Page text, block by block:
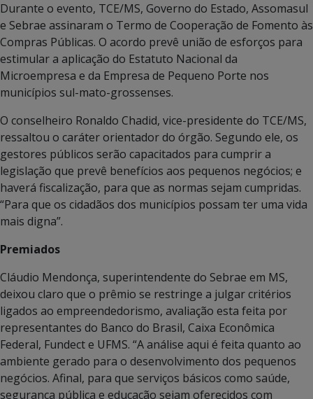
Durante o evento, TCE/MS, Governo do Estado, Assomasul
e Sebrae assinaram o Termo de Cooperação de Fomento às
Compras Públicas. O acordo prevê união de esforços para
estimular a aplicação do Estatuto Nacional da
Microempresa e da Empresa de Pequeno Porte nos
municípios sul-mato-grossenses.
O conselheiro Ronaldo Chadid, vice-presidente do TCE/MS,
ressaltou o caráter orientador do órgão. Segundo ele, os
gestores públicos serão capacitados para cumprir a
legislação que prevê benefícios aos pequenos negócios; e
haverá fiscalização, para que as normas sejam cumpridas.
“Para que os cidadãos dos municípios possam ter uma vida
mais digna”.
Premiados
Cláudio Mendonça, superintendente do Sebrae em MS,
deixou claro que o prêmio se restringe a julgar critérios
ligados ao empreendedorismo, avaliação esta feita por
representantes do Banco do Brasil, Caixa Econômica
Federal, Fundect e UFMS. “A análise aqui é feita quanto ao
ambiente gerado para o desenvolvimento dos pequenos
negócios. Afinal, para que serviços básicos como saúde,
segurança pública e educação sejam oferecidos com